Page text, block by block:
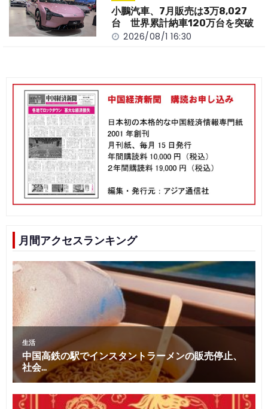
小鵬汽車、7月販売は3万8,027
台 世界累計納車120万台を突破
2026/08/1 16:30
月間アクセスランキング